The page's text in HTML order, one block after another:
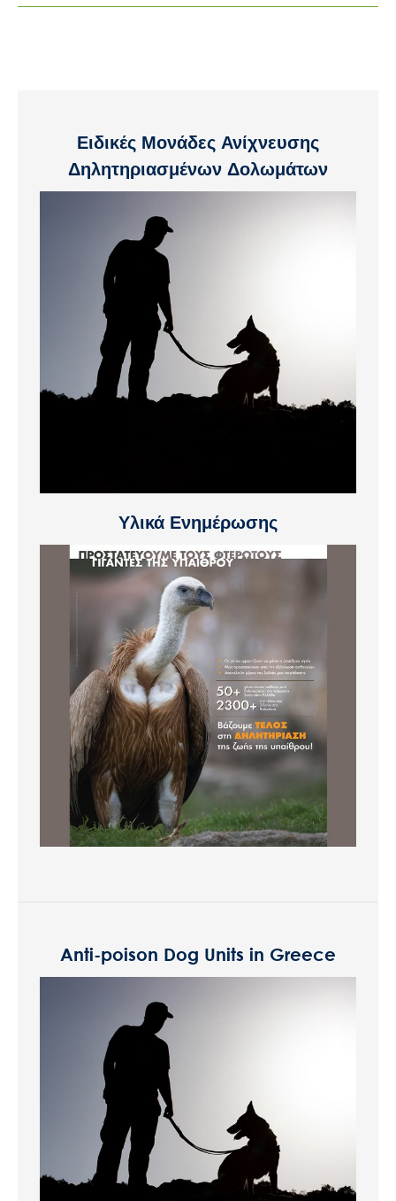
Ειδικές Μονάδες Ανίχνευσης
Δηλητηριασμένων Δολωμάτων
Υλικά Ενημέρωσης
Anti-poison Dog Units in Greece